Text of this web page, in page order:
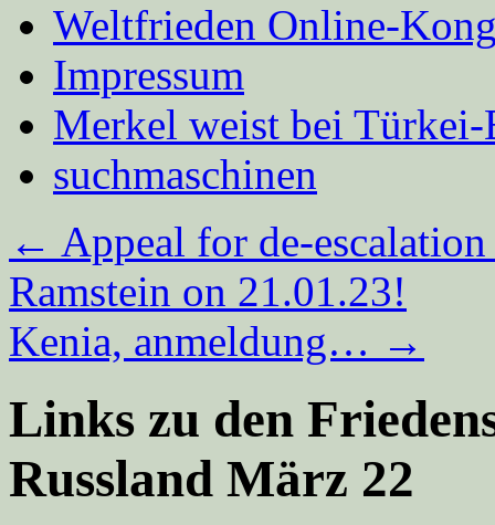
Weltfrieden Online-
Impressum
Merkel weist bei
suchmaschinen
← Appeal for de-
Ramstein on 21.01.23!
Kenia, anmeldung… →
Links zu den
Russland März 22